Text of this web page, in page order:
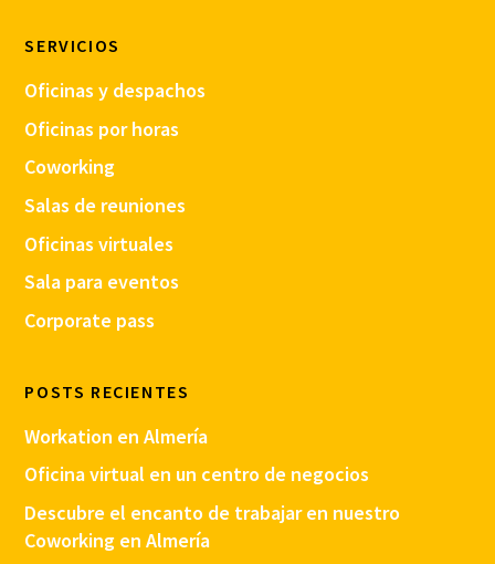
SERVICIOS
Oficinas y despachos
Oficinas por horas
Coworking
Salas de reuniones
Oficinas virtuales
Sala para eventos
Corporate pass
POSTS RECIENTES
Workation en Almería
Oficina virtual en un centro de negocios
Descubre el encanto de trabajar en nuestro
Coworking en Almería